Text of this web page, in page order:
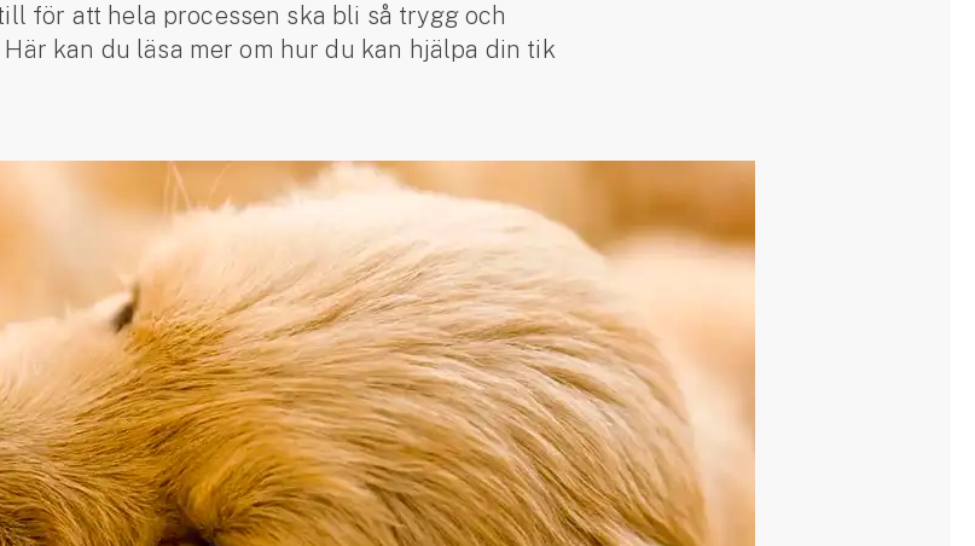
för att hela processen ska bli så trygg och
kan du läsa mer om hur du kan hjälpa din tik